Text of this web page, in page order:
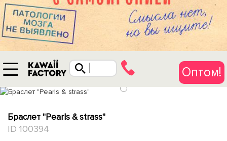
Оптом!
Браслет "Pearls & strass"
ID 100394